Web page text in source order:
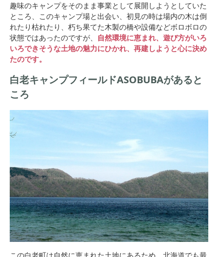
趣味のキャンプをそのまま事業として展開しようとしていた
ところ、このキャンプ場と出会い、初見の時は場内の木は倒
れたり枯れたり、朽ち果てた木製の橋や設備などボロボロの
状態ではあったのですが、 自然環境に恵まれ、遊び方がいろ
いろできそうな土地の魅力にひかれ、再建しようと心に決め
たのです。
白老キャンプフィールドASOBUBAがあると
ころ
この白老町は自然に恵まれた土地にあるため、北海道でも最